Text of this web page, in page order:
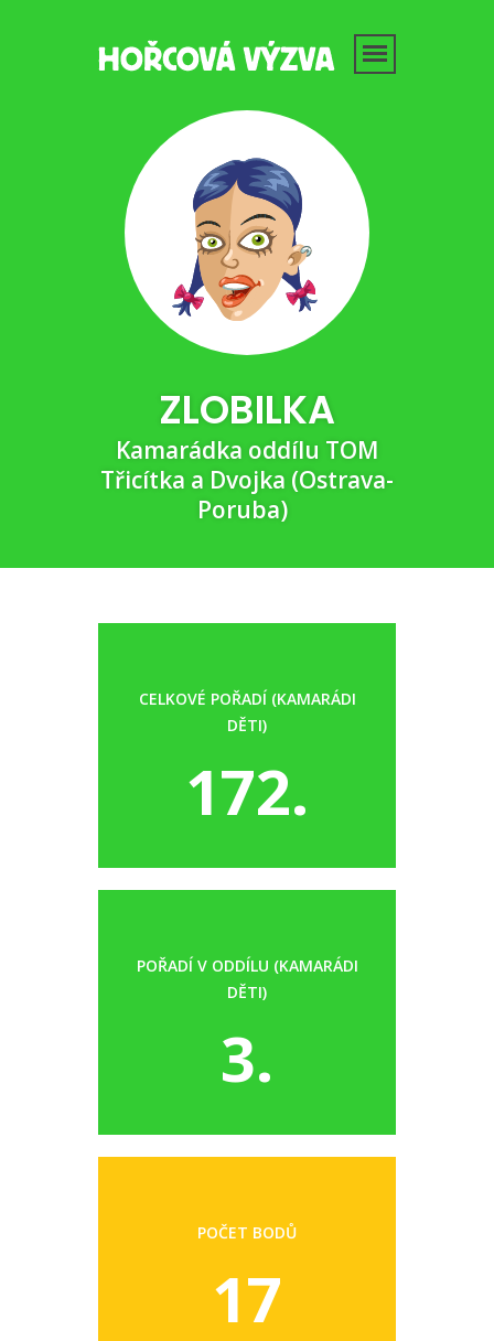
ZLOBILKA
Kamarádka oddílu TOM
Třicítka a Dvojka (Ostrava-
Poruba)
CELKOVÉ POŘADÍ (KAMARÁDI
DĚTI)
172.
POŘADÍ V ODDÍLU (KAMARÁDI
DĚTI)
3.
POČET BODŮ
17